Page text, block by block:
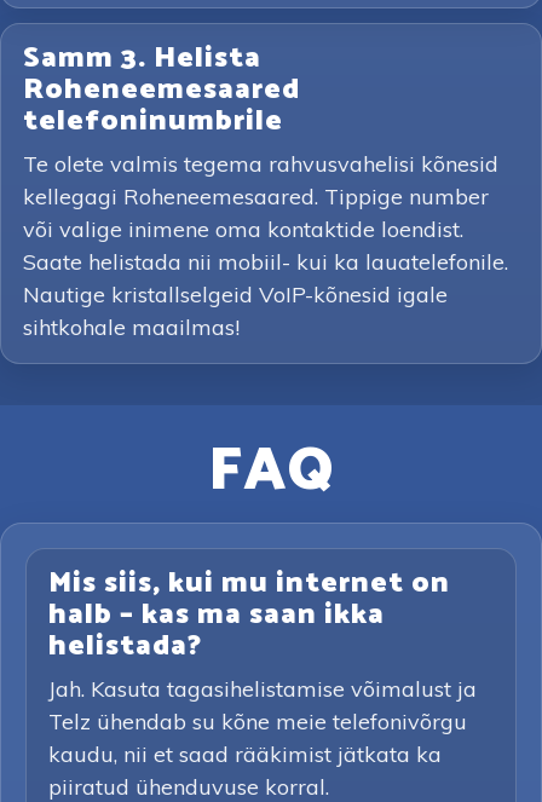
Samm 3. Helista
Roheneemesaared
telefoninumbrile
Te olete valmis tegema rahvusvahelisi kõnesid
kellegagi Roheneemesaared. Tippige number
või valige inimene oma kontaktide loendist.
Saate helistada nii mobiil- kui ka lauatelefonile.
Nautige kristallselgeid VoIP-kõnesid igale
sihtkohale maailmas!
FAQ
Mis siis, kui mu internet on
halb – kas ma saan ikka
helistada?
Jah. Kasuta tagasihelistamise võimalust ja
Telz ühendab su kõne meie telefonivõrgu
kaudu, nii et saad rääkimist jätkata ka
piiratud ühenduvuse korral.